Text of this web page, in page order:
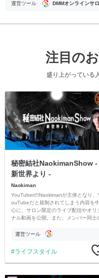
運営ツール DMMオンラインサ
注目の
盛り上がっている
秘密結社NaokimanShow -
新世界より -
Naokiman
YouTuberのNaokimanが主体となり、
ouTubeだと規制されてしまう内容を中
心に、サロン限定のライブ配信やオリ
ナル動画を公開。また、メンバー同士
ただいています。
運営ツール
ライフスタイル